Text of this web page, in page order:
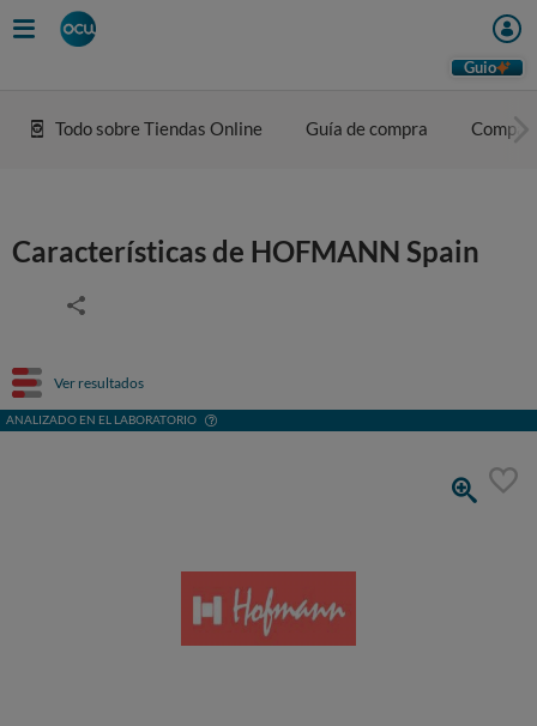
Guio
Todo sobre Tiendas Online Guía de compra
Características de HOFMANN Spain
Ver resultados
ANALIZADO EN EL LABORATORIO